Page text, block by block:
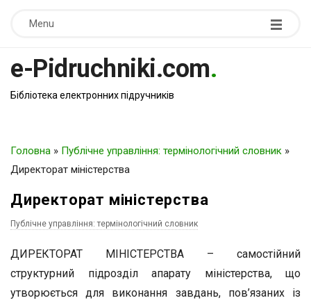
Menu
e-Pidruchniki.com.
Бібліотека електронних підручників
Головна » Публічне управління: термінологічний словник »
Директорат міністерства
Директорат міністерства
Публічне управління: термінологічний словник
ДИРЕКТОРАТ МІНІСТЕРСТВА – самостійний
структурний підрозділ апарату міністерства, що
утворюється для виконання завдань, пов’язаних із